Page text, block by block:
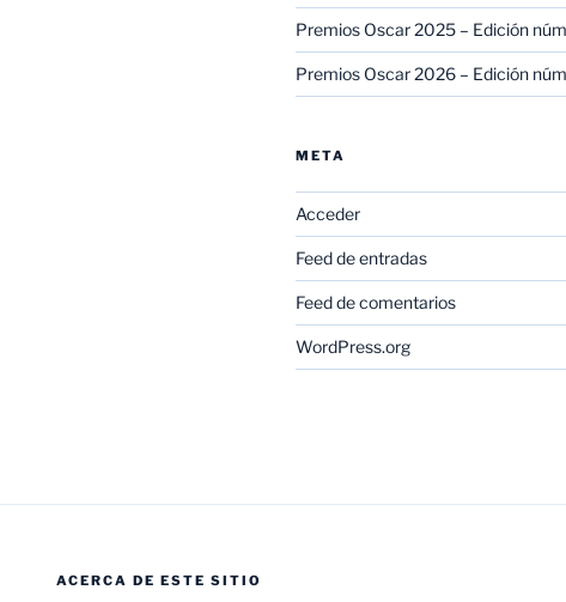
Premios Oscar 2025 – Edición
Premios Oscar 2026 – Edición
META
Acceder
Feed de entradas
Feed de comentarios
WordPress.org
ACERCA DE ESTE SITIO